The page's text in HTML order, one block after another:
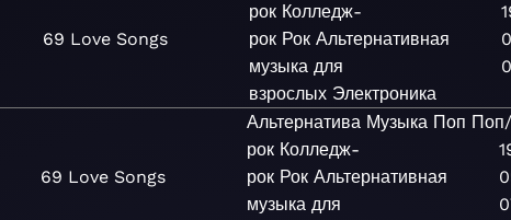
69 Love Songs
рок Колледж-
рок Рок Альтернативная
музыка для
взрослых Электроника
69 Love Songs
Альтернатива Музыка Поп Поп/
рок Колледж-
рок Рок Альтернативная
музыка для